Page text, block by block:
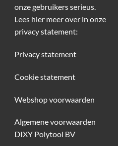
onze gebruikers serieus.
Lees hier meer over in onze
privacy statement:
Privacy statement
Cookie statement
Webshop voorwaarden
Algemene voorwaarden
DIXY Polytool BV